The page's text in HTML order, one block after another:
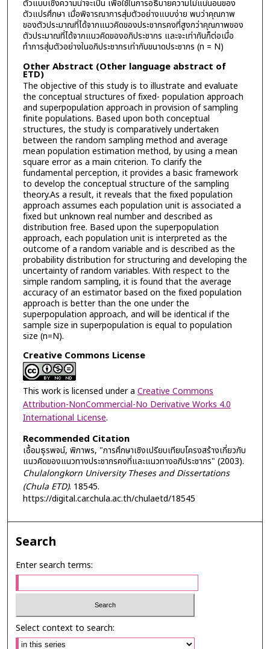
ตัวแบบเชิงความน่าจะเป็น เพื่อใช้ในการอธิบายความไม่แน่นอนของ
ตัวแปรศึกษา เมื่อพิจารณาการสุ่มตัวอย่างแบบง่าย พบว่าคุณภาพ
ของตัวประมาณที่ได้จากแนวคิดของประชากรคงที่สูงกว่าคุณภาพของ
ตัวประมาณที่ได้จากแนวคิดของอภิประชากร และจะเท่ากันก็ต่อเมื่อ
ทำการสุ่มตัวอย่างในอภิประชากรเท่ากับขนาดประชากร (n = N)
Other Abstract (Other language abstract of
ETD)
The objective of this study is to illustrate and evaluate
the conceptual structures of fixed- population approach
and superpopulation approach in provision of sampling
finite populations. Based upon both conceptual
structures, the study is comparatively undertaken
between the random sampling method and average
mean population estimation method, by using a mean
square error as a main criterion. To clarify the
fundamental perception, it provides a basic framework
to develop the conceptual structure of the sampling
theory.As a result, it reveals that the fixed population
approach assumes each population unit is associated a
fixed but unknown real number and described as
distribution free. Based upon the superpopulation
approach, each population unit is interpreted as the
outcome of a random variable and is described as the
probability distribution for structuring and developing the
uncertainty of random variables. With respect to the
simple random sampling, it is found that the average
accuracy of an estimator based on the fixed population
approach is better than the one under the
superpopulation approach, and will be identical if the
sample size in superpopulation is equal to population
size (n=N).
Creative Commons License
This work is licensed under a Creative Commons
Attribution-NonCommercial-No Derivative Works 4.0
International License.
Recommended Citation
เอื้อมธุรพจน์, พิภาพร, "การศึกษาเชิงเปรียบเทียบโครงสร้างเกี่ยวกับ
แนวคิดของแนวทางประชากรคงที่และแนวทางอภิประชากร" (2003).
Chulalongkorn University Theses and Dissertations
(Chula ETD). 18545.
https://digital.car.chula.ac.th/chulaetd/18545
Search
Enter search terms:
Select context to search: